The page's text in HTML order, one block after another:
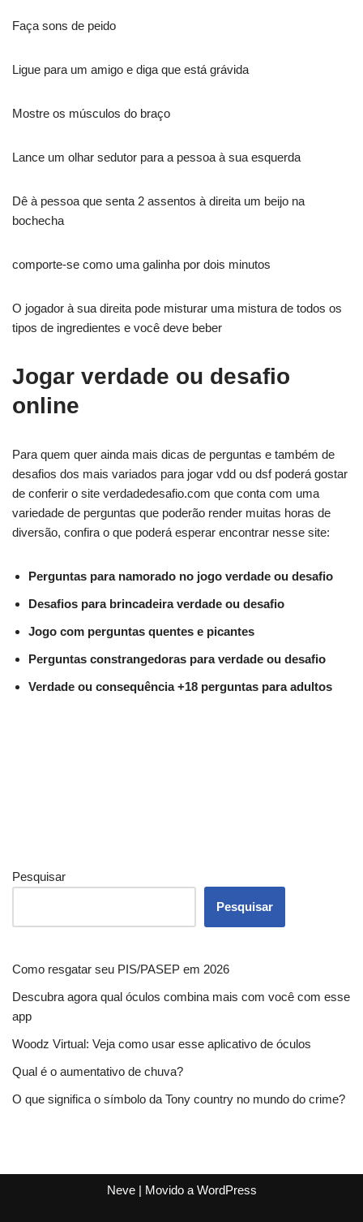
Faça sons de peido
Ligue para um amigo e diga que está grávida
Mostre os músculos do braço
Lance um olhar sedutor para a pessoa à sua esquerda
Dê à pessoa que senta 2 assentos à direita um beijo na
bochecha
comporte-se como uma galinha por dois minutos
O jogador à sua direita pode misturar uma mistura de todos os
tipos de ingredientes e você deve beber
Jogar verdade ou desafio
online
Para quem quer ainda mais dicas de perguntas e também de
desafios dos mais variados para jogar vdd ou dsf poderá gostar
de conferir o site verdadedesafio.com que conta com uma
variedade de perguntas que poderão render muitas horas de
diversão, confira o que poderá esperar encontrar nesse site:
Perguntas para namorado no jogo verdade ou desafio
Desafios para brincadeira verdade ou desafio
Jogo com perguntas quentes e picantes
Perguntas constrangedoras para verdade ou desafio
Verdade ou consequência +18 perguntas para adultos
Pesquisar
Pesquisar
Como resgatar seu PIS/PASEP em 2026
Descubra agora qual óculos combina mais com você com esse
app
Woodz Virtual: Veja como usar esse aplicativo de óculos
Qual é o aumentativo de chuva?
O que significa o símbolo da Tony country no mundo do crime?
Neve| Movido a WordPress